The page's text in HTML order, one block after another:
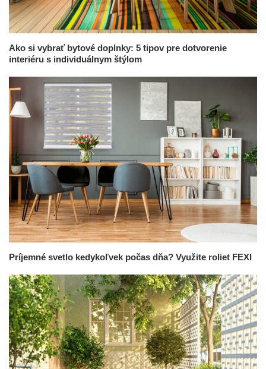
Ako si vybrať bytové doplnky: 5 tipov pre dotvorenie
interiéru s individuálnym štýlom
Príjemné svetlo kedykoľvek počas dňa? Využite roliet FEXI